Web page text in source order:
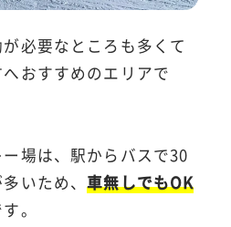
が必要なところも多くて
おすすめのエリアで
場は、駅からバスで30
いため、車無しでもOK
。